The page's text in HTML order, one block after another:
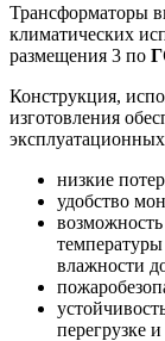
Трансформаторы
климатических
размещения 3 по
Конструкция,
изготовления
низкие
удобство
влажности
перегрузке